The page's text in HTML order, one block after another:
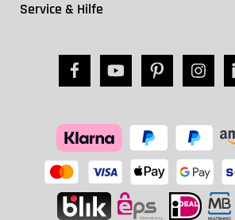
Service & Hilfe